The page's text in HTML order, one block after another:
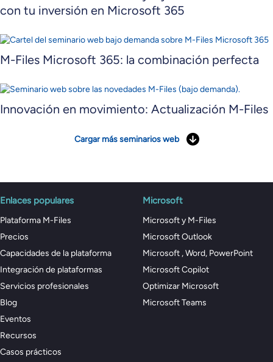
con tu inversión en Microsoft 365
M-Files Microsoft 365: la combinación perfecta
Innovación en movimiento: Actualización M-Files
Cargar más seminarios web
Enlaces populares
Plataforma M-Files
Precios
Capacidades de la plataforma
Integración de plataformas
Servicios profesionales
Blog
Eventos
Recursos
Casos prácticos
Microsoft
Microsoft y M-Files
Microsoft Outlook
Microsoft , Word, PowerPoint
Microsoft Copilot
Optimizar Microsoft
Microsoft Teams